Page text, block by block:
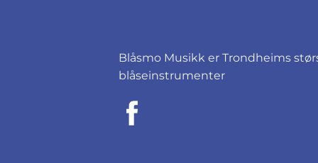
Blåsmo Musikk er Trondheims
blåseinstrumenter